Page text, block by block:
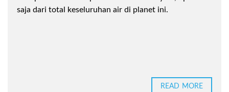
saja dari total keseluruhan air di planet ini.
READ MORE